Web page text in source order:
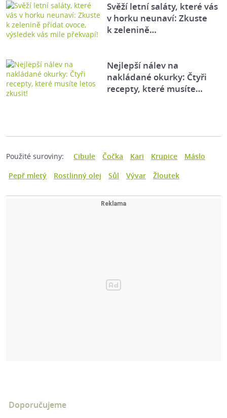
Svěží letní saláty, které vás
v horku neunaví: Zkuste
k zelenině…
Nejlepší nálev na
nakládané okurky: Čtyři
recepty, které musíte…
Použité suroviny: Cibule Čočka Kari Krupice
Máslo
Pepř mletý
Rostlinný olej Sůl Vývar Žloutek
Doporučujeme